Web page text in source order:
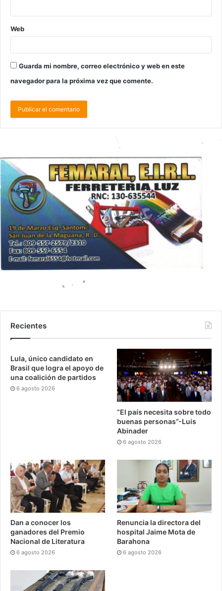
Web
Guarda mi nombre, correo electrónico y web en este
navegador para la próxima vez que comente.
Recientes
Lula, único candidato en
Brasil que logra el apoyo de
una coalición de partidos
6 agosto 2026
“El país necesita sobre todo
buenas personas”-Luis
Abinader
6 agosto 2026
Dan a conocer los
ganadores del Premio
Nacional de Literatura
6 agosto 2026
Renuncia la directora del
hospital Jaime Mota de
Barahona
6 agosto 2026